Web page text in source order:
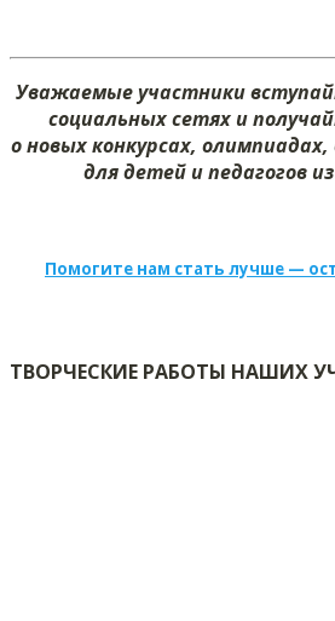
Уважаемые участники
социальных сетях и
о новых конкурсах,
для детей и педагогов
Помогите нам стать лучше —
ТВОРЧЕСКИЕ РАБОТЫ НАШИХ